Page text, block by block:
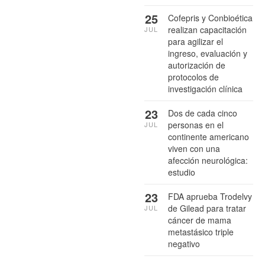
Cofepris y Conbioética
realizan capacitación
para agilizar el
ingreso, evaluación y
autorización de
protocolos de
investigación clínica
25
JUL
Dos de cada cinco
personas en el
continente americano
viven con una
afección neurológica:
estudio
23
JUL
FDA aprueba Trodelvy
de Gilead para tratar
cáncer de mama
metastásico triple
negativo
23
JUL